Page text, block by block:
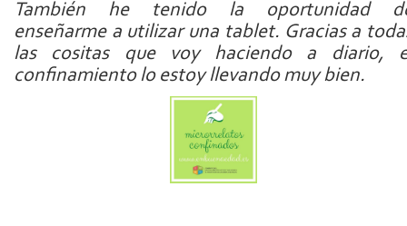
También he tenido la oportunidad
enseñarme a utilizar una tablet. Gracias a
las cositas que voy haciendo a diario,
confinamiento lo estoy llevando muy bien.